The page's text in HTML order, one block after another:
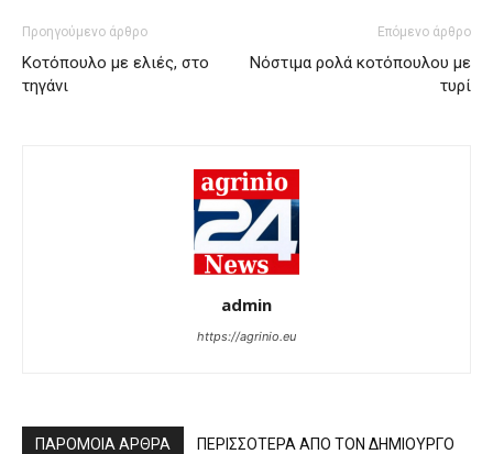
Προηγούμενο άρθρο
Κοτόπουλο με ελιές, στο
τηγάνι
Επόμενο άρθρο
Νόστιμα ρολά κοτόπουλου με
τυρί
admin
https://agrinio.eu
ΠΑΡΟΜΟΙΑ ΑΡΘΡΑ ΠΕΡΙΣΣΟΤΕΡΑ ΑΠΟ ΤΟΝ ΔΗΜΙΟΥΡΓΟ